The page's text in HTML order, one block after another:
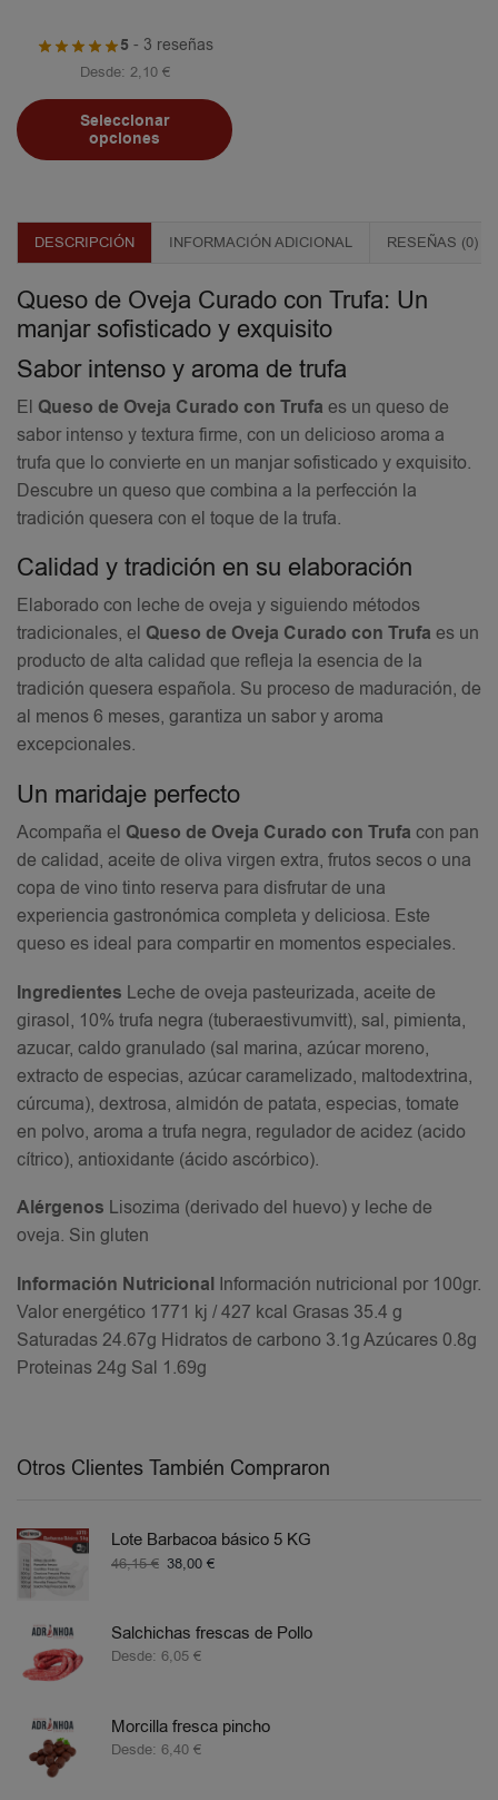
5- 3 reseñas
Desde: 2,10 €
Seleccionar
opciones
DESCRIPCIÓN INFORMACIÓN ADICIONAL RESEÑAS (0)
Queso de Oveja Curado con Trufa: Un
manjar sofisticado y exquisito
Sabor intenso y aroma de trufa
El Queso de Oveja Curado con Trufa es un queso de
sabor intenso y textura firme, con un delicioso aroma a
trufa que lo convierte en un manjar sofisticado y exquisito.
Descubre un queso que combina a la perfección la
tradición quesera con el toque de la trufa.
Calidad y tradición en su elaboración
Elaborado con leche de oveja y siguiendo métodos
tradicionales, el Queso de Oveja Curado con Trufa es un
producto de alta calidad que refleja la esencia de la
tradición quesera española. Su proceso de maduración, de
al menos 6 meses, garantiza un sabor y aroma
excepcionales.
Un maridaje perfecto
Acompaña el Queso de Oveja Curado con Trufa con pan
de calidad, aceite de oliva virgen extra, frutos secos o una
copa de vino tinto reserva para disfrutar de una
experiencia gastronómica completa y deliciosa. Este
queso es ideal para compartir en momentos especiales.
Ingredientes Leche de oveja pasteurizada, aceite de
girasol, 10% trufa negra (tuberaestivumvitt), sal, pimienta,
azucar, caldo granulado (sal marina, azúcar moreno,
extracto de especias, azúcar caramelizado, maltodextrina,
cúrcuma), dextrosa, almidón de patata, especias, tomate
en polvo, aroma a trufa negra, regulador de acidez (acido
cítrico), antioxidante (ácido ascórbico).
Alérgenos Lisozima (derivado del huevo) y leche de
oveja. Sin gluten
Información Nutricional Información nutricional por 100gr.
Valor energético 1771 kj / 427 kcal Grasas 35.4 g
Saturadas 24.67g Hidratos de carbono 3.1g Azúcares 0.8g
Proteinas 24g Sal 1.69g
Otros Clientes También Compraron
Lote Barbacoa básico 5 KG
46,15€ 38,00 €
Salchichas frescas de Pollo
Desde: 6,05 €
Morcilla fresca pincho
Desde: 6,40 €